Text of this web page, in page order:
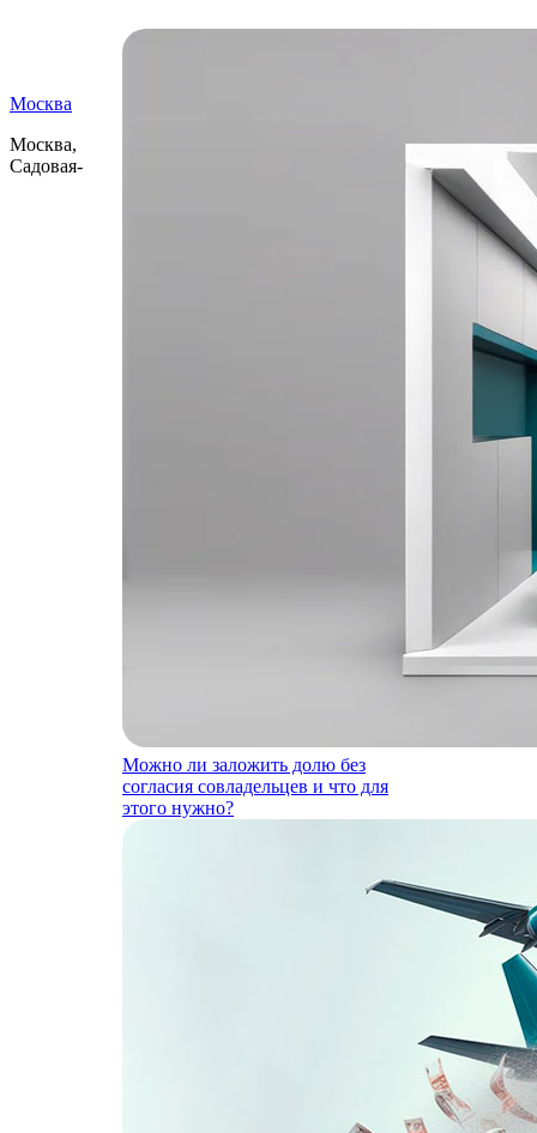
Можно ли заложить долю без
согласия совладельцев и что для
этого нужно?
Москва
Москва,
Садовая-